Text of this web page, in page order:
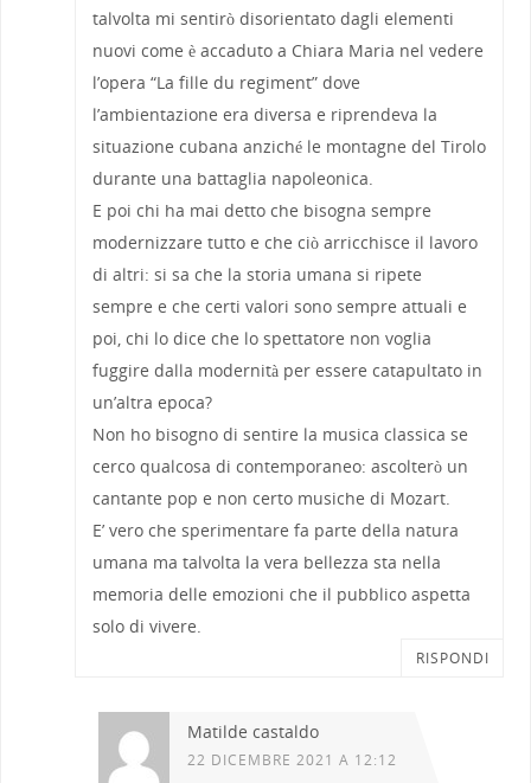
talvolta mi sentirò disorientato dagli elementi
nuovi come è accaduto a Chiara Maria nel vedere
l’opera “La fille du regiment” dove
l’ambientazione era diversa e riprendeva la
situazione cubana anziché le montagne del Tirolo
durante una battaglia napoleonica.
E poi chi ha mai detto che bisogna sempre
modernizzare tutto e che ciò arricchisce il lavoro
di altri: si sa che la storia umana si ripete
sempre e che certi valori sono sempre attuali e
poi, chi lo dice che lo spettatore non voglia
fuggire dalla modernità per essere catapultato in
un’altra epoca?
Non ho bisogno di sentire la musica classica se
cerco qualcosa di contemporaneo: ascolterò un
cantante pop e non certo musiche di Mozart.
E’ vero che sperimentare fa parte della natura
umana ma talvolta la vera bellezza sta nella
memoria delle emozioni che il pubblico aspetta
solo di vivere.
RISPONDI
Matilde castaldo
22 DICEMBRE 2021 A 12:12